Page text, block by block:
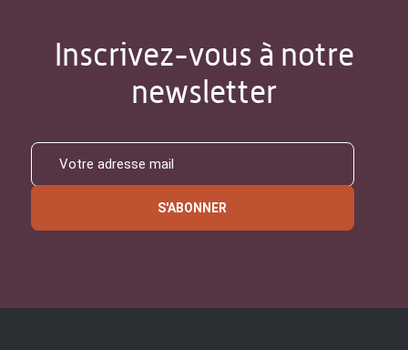
Inscrivez-vous à notre
newsletter
S'ABONNER